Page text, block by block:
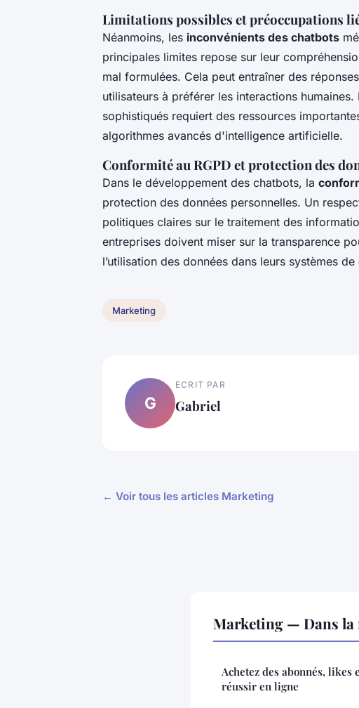
Limitations possibles et préoccupations
Néanmoins, les inconvénients des chatbots
principales limites repose sur leur
mal formulées. Cela peut entraîner des
utilisateurs à préférer les interactions
sophistiqués requiert des ressources
algorithmes avancés d'intelligence artificielle.
Conformité au RGPD et protection des
Dans le développement des chatbots, la
protection des données personnelles. Un
politiques claires sur le traitement des
entreprises doivent miser sur la transparence
l’utilisation des données dans leurs systèmes de
Marketing
G
ECRIT PAR
Gabriel
← Voir tous les articles Marketing
Marketing — Dans la
Achetez des abonnés, likes
réussir en ligne